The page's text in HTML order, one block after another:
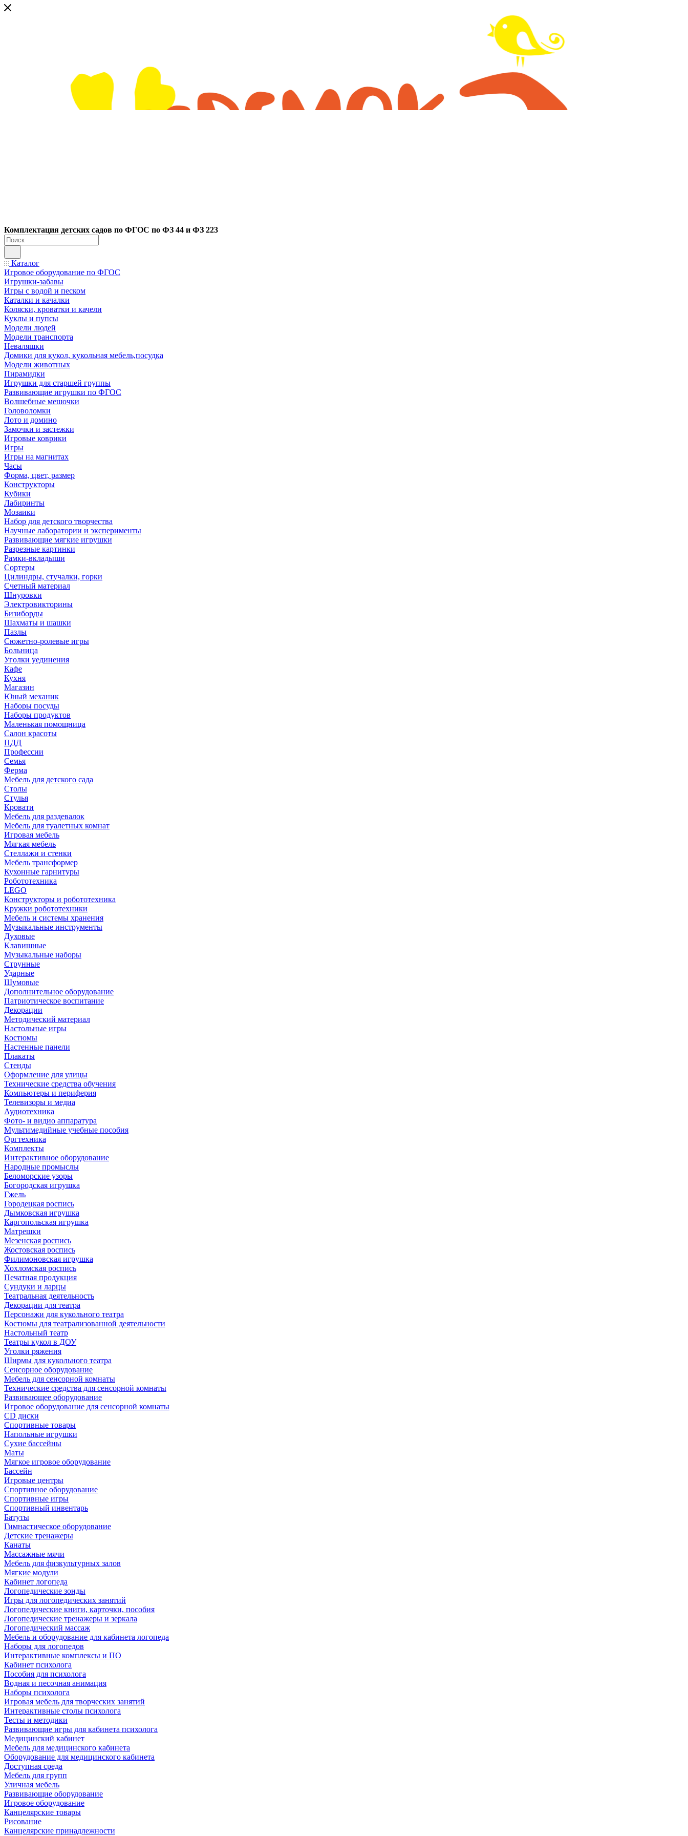
Комплектация детских садов по ФГОC по ФЗ 44 и ФЗ 223
Каталог
Игровое оборудование по ФГОС
Игрушки-забавы
Игры с водой и песком
Каталки и качалки
Коляски, кроватки и качели
Куклы и пупсы
Модели людей
Модели транспорта
Неваляшки
Домики для кукол, кукольная мебель,посудка
Модели животных
Пирамидки
Игрушки для старшей группы
Развивающие игрушки по ФГОС
Волшебные мешочки
Головоломки
Лото и домино
Замочки и застежки
Игровые коврики
Игры
Игры на магнитах
Часы
Форма, цвет, размер
Конструкторы
Кубики
Лабиринты
Мозаики
Набор для детского творчества
Научные лаборатории и эксперименты
Развивающие мягкие игрушки
Разрезные картинки
Рамки-вкладыши
Сортеры
Цилиндры, стучалки, горки
Счетный материал
Шнуровки
Электровикторины
Бизиборды
Шахматы и шашки
Пазлы
Сюжетно-ролевые игры
Больница
Уголки уединения
Кафе
Кухня
Магазин
Юный механик
Наборы посуды
Наборы продуктов
Маленькая помощница
Салон красоты
ПДД
Профессии
Семья
Ферма
Мебель для детского сада
Столы
Cтулья
Кровати
Мебель для раздевалок
Мебель для туалетных комнат
Игровая мебель
Мягкая мебель
Стеллажи и стенки
Мебель трансформер
Кухонные гарнитуры
Робототехника
LEGO
Конструкторы и робототехника
Кружки робототехники
Мебель и системы хранения
Музыкальные инструменты
Духовые
Клавишные
Музыкальные наборы
Струнные
Ударные
Шумовые
Дополнительное оборудование
Патриотическое воспитание
Декорации
Методический материал
Настольные игры
Костюмы
Настенные панели
Плакаты
Стенды
Оформление для улицы
Технические средства обучения
Компьютеры и периферия
Телевизоры и медиа
Аудиотехника
Фото- и видио аппаратура
Мультимедийные учебные пособия
Оргтехника
Комплекты
Интерактивное оборудование
Народные промыслы
Беломорские узоры
Богородская игрушка
Гжель
Городецкая роспись
Дымковская игрушка
Каргопольская игрушка
Матрешки
Мезенская роспись
Жостовская роспись
Филимоновская игрушка
Хохломская роспись
Печатная продукция
Сундуки и ларцы
Театральная деятельность
Декорации для театра
Персонажи для кукольного театра
Костюмы для театрализованной деятельности
Настольный театр
Театры кукол в ДОУ
Уголки ряжения
Ширмы для кукольного театра
Сенсорное оборудование
Мебель для сенсорной комнаты
Технические средства для сенсорной комнаты
Развивающее оборудование
Игровое оборудование для сенсорной комнаты
CD диски
Спортивные товары
Напольные игрушки
Сухие бассейны
Маты
Мягкое игровое оборудование
Бассейн
Игровые центры
Спортивное оборудование
Спортивные игры
Спортивный инвентарь
Батуты
Гимнастическое оборудование
Детские тренажеры
Канаты
Массажные мячи
Мебель для физкультурных залов
Мягкие модули
Кабинет логопеда
Логопедические зонды
Игры для логопедических занятий
Логопедические книги, карточки, пособия
Логопедические тренажеры и зеркала
Логопедический массаж
Мебель и оборудование для кабинета логопеда
Наборы для логопедов
Интерактивные комплексы и ПО
Кабинет психолога
Пособия для психолога
Водная и песочная анимация
Наборы психолога
Игровая мебель для творческих занятий
Интерактивные столы психолога
Тесты и методики
Развивающие игры для кабинета психолога
Медицинский кабинет
Мебель для медицинского кабинета
Оборудование для медицинского кабинета
Доступная среда
Мебель для групп
Уличная мебель
Развивающие оборудование
Игровое оборудование
Канцелярские товары
Рисование
Канцелярские принадлежности